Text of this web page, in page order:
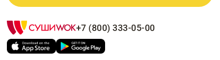
+7 (800) 333-05-00